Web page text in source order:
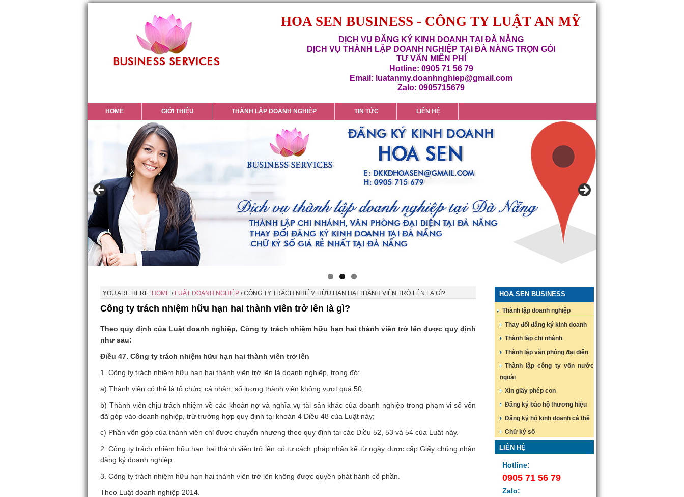
HOA SEN BUSINESS - CÔNG TY LUẬT AN MỸ
DỊCH VỤ ĐĂNG KÝ KINH DOANH TẠI ĐÀ NẴNG
DỊCH VỤ THÀNH LẬP DOANH NGHIỆP TẠI ĐÀ NẴNG TRỌN GÓI
TƯ VẤN MIỄN PHÍ
Hotline: 0905 71 56 79
Email: luatanmy.doanhnghiep@gmail.com
Zalo: 0905715679
HOME GIỚI THIỆU THÀNH LẬP DOANH NGHIỆP TIN TỨC LIÊN HỆ
YOU ARE HERE: HOME / LUẬT DOANH NGHIỆP /CÔNG TY TRÁCH NHIỆM HỮU HẠN HAI THÀNH VIÊN TRỞ LÊN LÀ GÌ?
Công ty trách nhiệm hữu hạn hai thành viên trở lên là gì?
Theo quy định của Luật doanh nghiệp, Công ty trách nhiệm hữu hạn hai thành viên trở lên được quy định
như sau:
Điều 47. Công ty trách nhiệm hữu hạn hai thành viên trở lên
1. Công ty trách nhiệm hữu hạn hai thành viên trở lên là doanh nghiệp, trong đó:
a) Thành viên có thể là tổ chức, cá nhân; số lượng thành viên không vượt quá 50;
b) Thành viên chịu trách nhiệm về các khoản nợ và nghĩa vụ tài sản khác của doanh nghiệp trong phạm vi số vốn
đã góp vào doanh nghiệp, trừ trường hợp quy định tại khoản 4 Điều 48 của Luật này;
c) Phần vốn góp của thành viên chỉ được chuyển nhượng theo quy định tại các Điều 52, 53 và 54 của Luật này.
2. Công ty trách nhiệm hữu hạn hai thành viên trở lên có tư cách pháp nhân kể từ ngày được cấp Giấy chứng nhận
đăng ký doanh nghiệp.
3. Công ty trách nhiệm hữu hạn hai thành viên trở lên không được quyền phát hành cổ phần.
Theo Luật doanh nghiệp 2014.
HOA SEN BUSINESS
Thành lập doanh nghiệp
Thay đổi đăng ký kinh doanh
Thành lập chi nhánh
Thành lập văn phòng đại diện
Thành lập công ty vốn nước
ngoài
Xin giấy phép con
Đăng ký bảo hộ thương hiệu
Đăng ký hộ kinh doanh cá thể
Chữ ký số
LIÊN HỆ
Hotline:
0905 71 56 79
Zalo: